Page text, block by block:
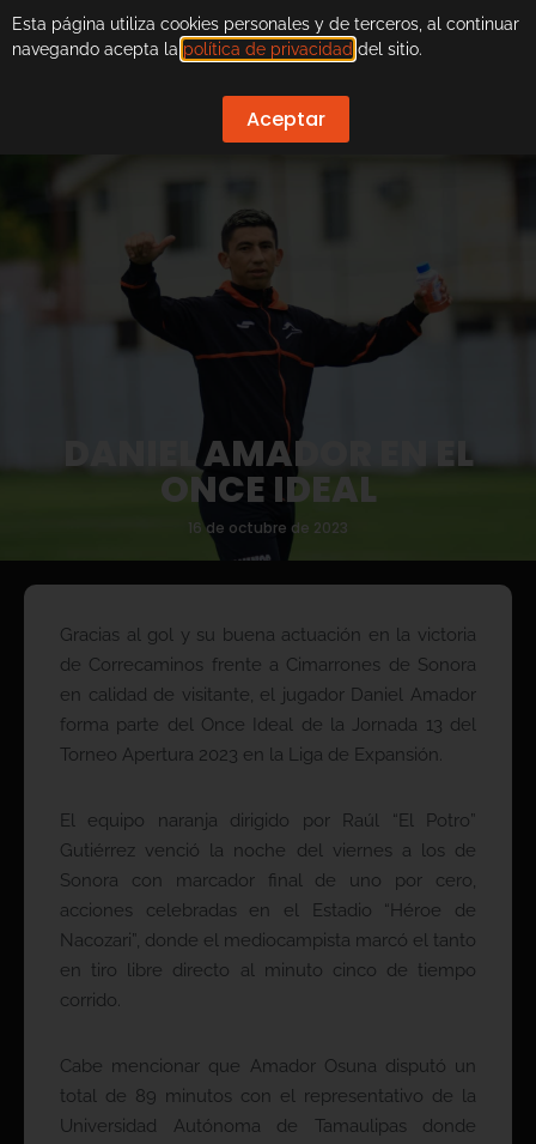
DANIEL AMADOR EN EL
ONCE IDEAL
16 de octubre de 2023
Gracias al gol y su buena actuación en la victoria
de Correcaminos frente a Cimarrones de Sonora
en calidad de visitante, el jugador Daniel Amador
forma parte del Once Ideal de la Jornada 13 del
Torneo Apertura 2023 en la Liga de Expansión.
El equipo naranja dirigido por Raúl “El Potro”
Gutiérrez venció la noche del viernes a los de
Sonora con marcador final de uno por cero,
acciones celebradas en el Estadio “Héroe de
Nacozari”, donde el mediocampista marcó el tanto
en tiro libre directo al minuto cinco de tiempo
corrido.
Cabe mencionar que Amador Osuna disputó un
total de 89 minutos con el representativo de la
Universidad Autónoma de Tamaulipas donde
Esta página utiliza cookies personales y de terceros, al continuar
navegando acepta la política de privacidad del sitio.
Aceptar